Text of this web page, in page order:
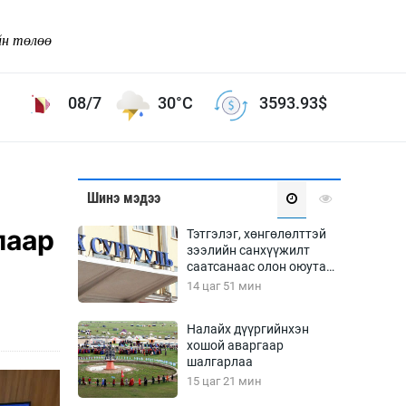
төлөө
08/7 30°C 3593.93$
Соёл урлаг
Ардын урлаг
Дүрслэх урлаг
Өв соёл
Кино урлаг
Цирк
Рок поп, хип хоп
Шинэ мэдээ
Тэтгэлэг, хөнгөлөлттэй
зээлийн санхүүжилт
саатсанаас олон оюутан
төлбөрийн дарамтад
14 цаг 51 мин
Налайх дүүргийнхэн
хошой аваргаар
шалгарлаа
15 цаг 21 мин